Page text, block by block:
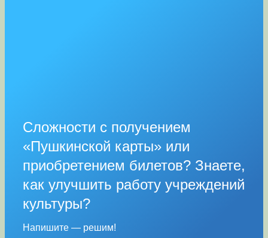
Сложности с получением
«Пушкинской карты» или
приобретением билетов? Знаете,
как улучшить работу учреждений
культуры?
Напишите — решим!